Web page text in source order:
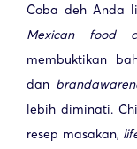
Coba deh Anda
Mexican food
membuktikan
dan brand
lebih diminati.
resep masakan,